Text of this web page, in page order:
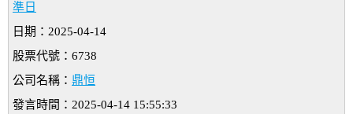
準日
日期：2025-04-14
股票代號：6738
公司名稱： 鼎恒
發言時間：2025-04-14 15:55:33